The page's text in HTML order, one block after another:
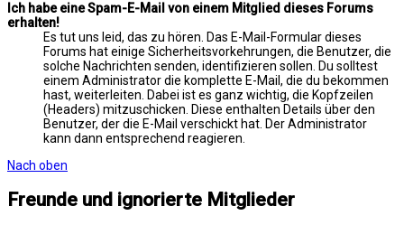
Ich habe eine Spam-E-Mail von einem Mitglied dieses Forums
erhalten!
Es tut uns leid, das zu hören. Das E-Mail-Formular dieses
Forums hat einige Sicherheitsvorkehrungen, die Benutzer, die
solche Nachrichten senden, identifizieren sollen. Du solltest
einem Administrator die komplette E-Mail, die du bekommen
hast, weiterleiten. Dabei ist es ganz wichtig, die Kopfzeilen
(Headers) mitzuschicken. Diese enthalten Details über den
Benutzer, der die E-Mail verschickt hat. Der Administrator
kann dann entsprechend reagieren.
Nach oben
Freunde und ignorierte Mitglieder